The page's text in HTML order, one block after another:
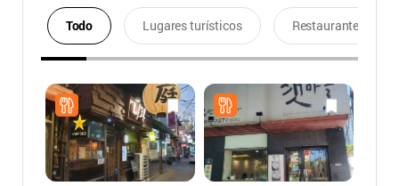
Todo Lugares turísticos Restaurantes